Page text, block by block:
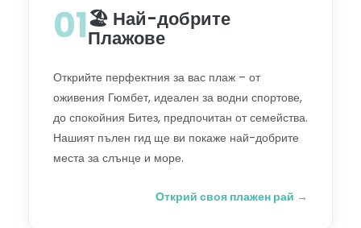
01🏖️ Най-добрите
Плажове
Открийте перфектния за вас плаж – от
оживения Гюмбет, идеален за водни спортове,
до спокойния Битез, предпочитан от семейства.
Нашият пълен гид ще ви покаже най-добрите
места за слънце и море.
Открий своя плажен рай →